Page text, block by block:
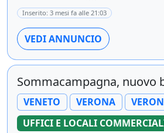
Inserito: 3 mesi fa alle 21:03
VEDI ANNUNCIO
Sommacampagna, nuovo
VENETO VERONA
UFFICI E LOCALI